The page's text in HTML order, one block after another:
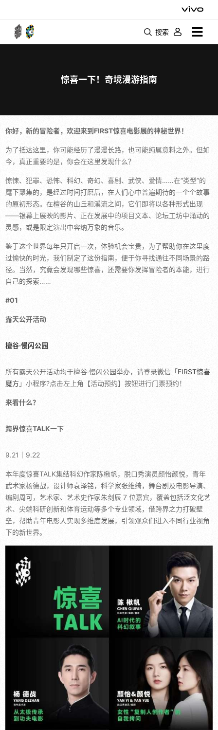
搜索
惊喜一下！奇境漫游指南
你好，新的冒险者，欢迎来到FIRST惊喜电影展的神秘世界！
为了抵达这里，你可能经历了漫漫长路，也可能纯属意料之外。但如
今，真正重要的是，你会在这里发现什么？
惊悚、犯罪、恐怖、科幻、奇幻、喜剧、武侠、爱情……在“类型”的
麾下聚集的，是经过时间打磨后，在人们心中普遍期待的一个个故事
的原初形态。在檀谷的山丘和溪流之间，它们即将以各种形式出现
——银幕上展映的影片、正在发展中的项目文本、论坛工坊中涌动的
灵感，或是限定演出中容纳万象的音乐。
鉴于这个世界每年只开启一次，体验机会宝贵，为了帮助你在这里度
过愉快的时光，我们制定了这份指南，便于你寻找通往不同场景的路
径。当然，究竟会发现哪些惊喜，还需要你发挥冒险者的本能，进行
自己的探索……
#01
露天公开活动
檀谷·慢闪公园
所有露天公开活动均于檀谷·慢闪公园举办，请登录微信「FIRST惊喜
魔方 」小程序?点击左上角【活动预约】按钮进行门票预约！
来看什么？
跨界惊喜TALK一下
9.21｜9.22
本年度惊喜TALK集结科幻作家陈楸帆，脱口秀演员颜怡颜悦，青年
武术家杨德战，设计师袁泽铭，科学家张维绮，舞台剧及电影导演、
编剧周可，艺术家、艺术史作家朱剑辰 7 位嘉宾，覆盖包括泛文化艺
术、尖端科研创新和体育运动等多个专业领域，借跨界之力打破壁
垒，帮助青年电影人实现多维度发展，引领观众们进入不同行业视角
下的新世界。